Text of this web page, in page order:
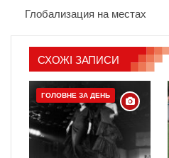
Глобализация на местах
СХОЖІ ЗАПИСИ
ГОЛОВНЕ ЗА ДЕНЬ